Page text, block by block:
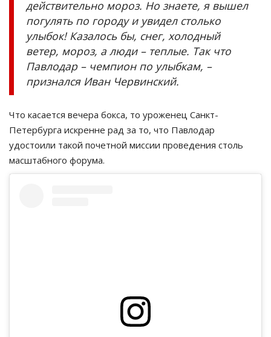
действительно мороз. Но знаете, я вышел
погулять по городу и увидел столько
улыбок! Казалось бы, снег, холодный
ветер, мороз, а люди – теплые. Так что
Павлодар – чемпион по улыбкам, –
признался Иван Червинский.
Что касается вечера бокса, то уроженец Санкт-
Петербурга искренне рад за то, что Павлодар
удостоили такой почетной миссии проведения столь
масштабного форума.